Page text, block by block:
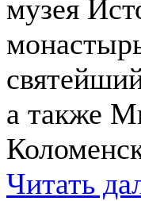
музея
а также
Читать